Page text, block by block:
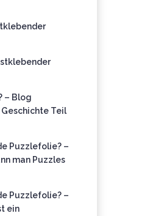
– Blog
Geschichte Teil
Puzzlefolie? –
man Puzzles
Puzzlefolie? –
ein